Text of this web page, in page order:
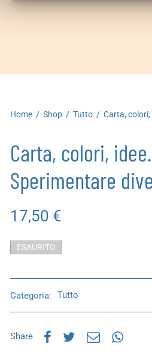
Home / Shop / Tutto / Carta,
Carta, colori, idee.
Sperimentare
17,50 €
ESAURITO
Categoria: Tutto
Share